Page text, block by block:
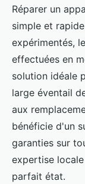
Réparer un
simple et
expérimentés,
effectuées en
solution idéale
large éventail
aux
bénéficie d'un
garanties sur
expertise
parfait état.